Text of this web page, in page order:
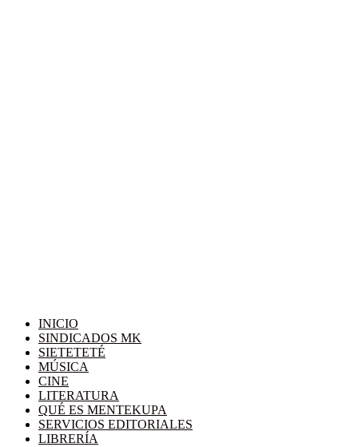
INICIO
SINDICADOS MK
SIETETETÉ
MÚSICA
CINE
LITERATURA
QUÉ ES MENTEKUPA
SERVICIOS EDITORIALES
LIBRERÍA